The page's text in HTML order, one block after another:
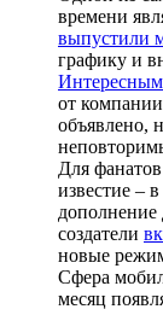
времени
выпустили
графику и
Интересным
от
объявлено,
Для
известие –
дополнение
создатели
новые
Сфера
месяц